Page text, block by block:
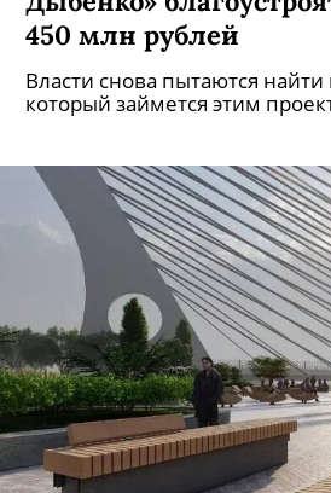
450 млн рублей
Власти снова пытаются
который займется этим